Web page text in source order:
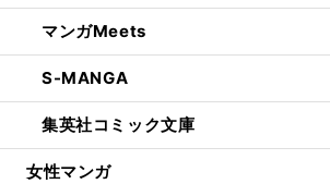
マンガMeets
S-MANGA
集英社コミック文庫
女性マンガ